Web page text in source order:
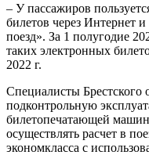
– У пассажиров
билетов через Интернет
поезд». За 1 полугодие
таких электронных
2022 г.
Специалисты Брестского
подконтрольную
билетопечатающей
осуществлять расчет в
экономкласса с